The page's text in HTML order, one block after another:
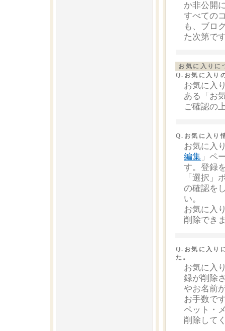
か非公開
すべての
も、ブロ
た次第で
お気に入りに
Q.お気に入り
お気に入
ある「お
ご確認の
Q.お気に入り
お気に入
編集 」ペ
す。登録
「選択」
の確認を
い。
お気に入
削除でき
Q.お気に入り
た。
お気に入
録が削除
やお名前
お手数で
ペット・
削除して